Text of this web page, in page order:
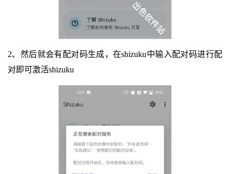
2、然后就会有配对码生成，在shizuku中输入配对码进行配
对即可激活shizuku